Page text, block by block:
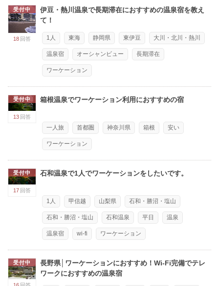
受付中
18 回答
伊豆・熱川温泉で長期滞在におすすめの温泉宿を教え
て！
1人 東海 静岡県 東伊豆 大川・北川・熱川
温泉宿 オーシャンビュー 長期滞在
ワーケーション
受付中
13 回答
箱根温泉でワーケーション利用におすすめの宿
一人旅 首都圏 神奈川県 箱根 安い
ワーケーション
受付中
17 回答
石和温泉で1人でワーケーションをしたいです。
1人 甲信越 山梨県 石和・勝沼・塩山
石和・勝沼・塩山 石和温泉 平日 温泉
温泉宿 wi-fi ワーケーション
受付中
長野県│ワーケーションにおすすめ！Wi-Fi完備でテレ
ワークにおすすめの温泉宿